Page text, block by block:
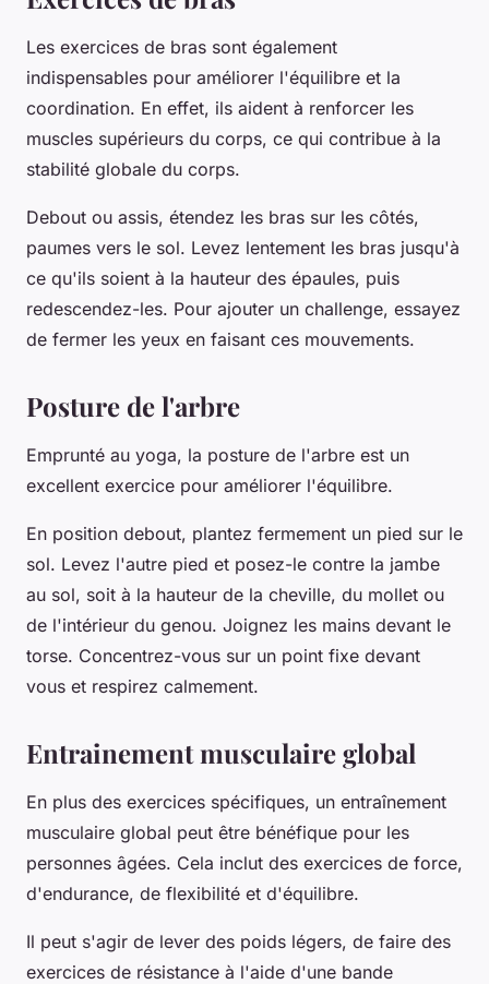
Les exercices de bras sont également
indispensables pour améliorer l'équilibre et la
coordination. En effet, ils aident à renforcer les
muscles supérieurs du corps, ce qui contribue à la
stabilité globale du corps.
Debout ou assis, étendez les bras sur les côtés,
paumes vers le sol. Levez lentement les bras jusqu'à
ce qu'ils soient à la hauteur des épaules, puis
redescendez-les. Pour ajouter un challenge, essayez
de fermer les yeux en faisant ces mouvements.
Posture de l'arbre
Emprunté au yoga, la posture de l'arbre est un
excellent exercice pour améliorer l'équilibre.
En position debout, plantez fermement un pied sur le
sol. Levez l'autre pied et posez-le contre la jambe
au sol, soit à la hauteur de la cheville, du mollet ou
de l'intérieur du genou. Joignez les mains devant le
torse. Concentrez-vous sur un point fixe devant
vous et respirez calmement.
Entrainement musculaire global
En plus des exercices spécifiques, un entraînement
musculaire global peut être bénéfique pour les
personnes âgées. Cela inclut des exercices de force,
d'endurance, de flexibilité et d'équilibre.
Il peut s'agir de lever des poids légers, de faire des
exercices de résistance à l'aide d'une bande